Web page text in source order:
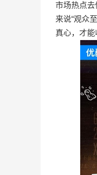
市场热点
来说“观众
真心，才能